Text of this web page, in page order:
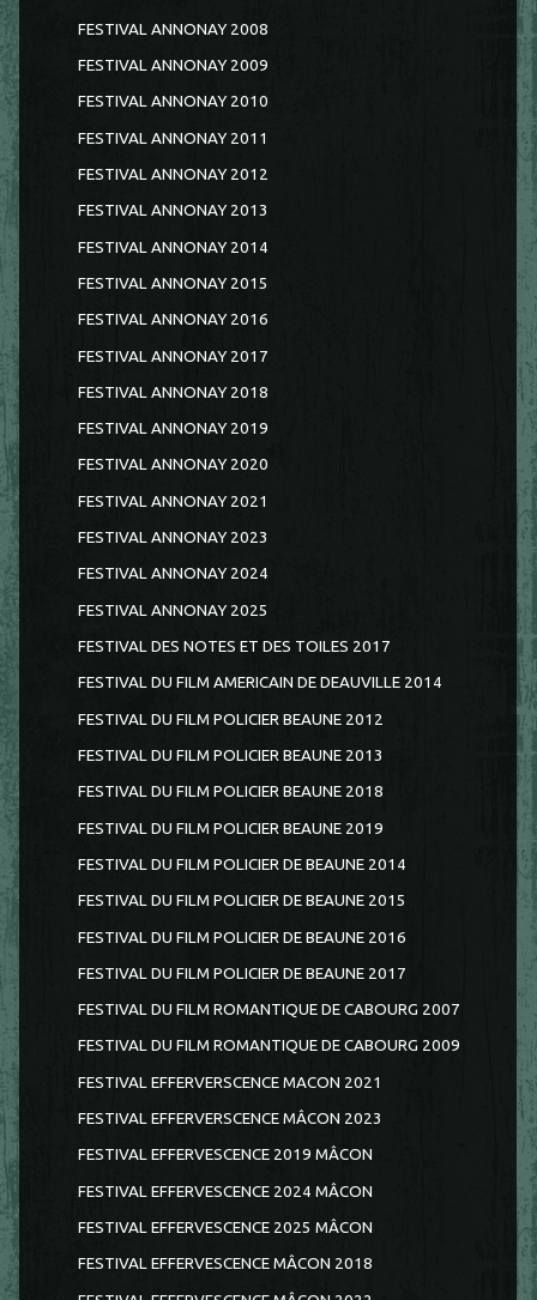
FESTIVAL ANNONAY 2008
FESTIVAL ANNONAY 2009
FESTIVAL ANNONAY 2010
FESTIVAL ANNONAY 2011
FESTIVAL ANNONAY 2012
FESTIVAL ANNONAY 2013
FESTIVAL ANNONAY 2014
FESTIVAL ANNONAY 2015
FESTIVAL ANNONAY 2016
FESTIVAL ANNONAY 2017
FESTIVAL ANNONAY 2018
FESTIVAL ANNONAY 2019
FESTIVAL ANNONAY 2020
FESTIVAL ANNONAY 2021
FESTIVAL ANNONAY 2023
FESTIVAL ANNONAY 2024
FESTIVAL ANNONAY 2025
FESTIVAL DES NOTES ET DES TOILES 2017
FESTIVAL DU FILM AMERICAIN DE DEAUVILLE 2014
FESTIVAL DU FILM POLICIER BEAUNE 2012
FESTIVAL DU FILM POLICIER BEAUNE 2013
FESTIVAL DU FILM POLICIER BEAUNE 2018
FESTIVAL DU FILM POLICIER BEAUNE 2019
FESTIVAL DU FILM POLICIER DE BEAUNE 2014
FESTIVAL DU FILM POLICIER DE BEAUNE 2015
FESTIVAL DU FILM POLICIER DE BEAUNE 2016
FESTIVAL DU FILM POLICIER DE BEAUNE 2017
FESTIVAL DU FILM ROMANTIQUE DE CABOURG 2007
FESTIVAL DU FILM ROMANTIQUE DE CABOURG 2009
FESTIVAL EFFERVERSCENCE MACON 2021
FESTIVAL EFFERVERSCENCE MÂCON 2023
FESTIVAL EFFERVESCENCE 2019 MÂCON
FESTIVAL EFFERVESCENCE 2024 MÂCON
FESTIVAL EFFERVESCENCE 2025 MÂCON
FESTIVAL EFFERVESCENCE MÂCON 2018